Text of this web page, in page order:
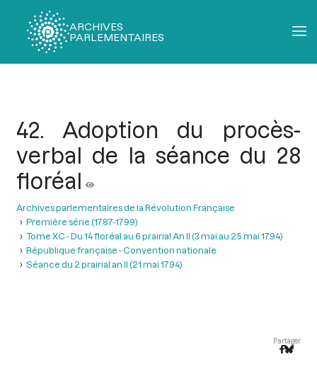
ARCHIVES
PARLEMENTAIRES
42. Adoption du procès-
verbal de la séance du 28
floréal
Archives parlementaires de la Révolution Française
Première série (1787-1799)
Tome XC - Du 14 floréal au 6 prairial An II (3 mai au 25 mai 1794)
République française - Convention nationale
Séance du 2 prairial an II (21 mai 1794)
Partager